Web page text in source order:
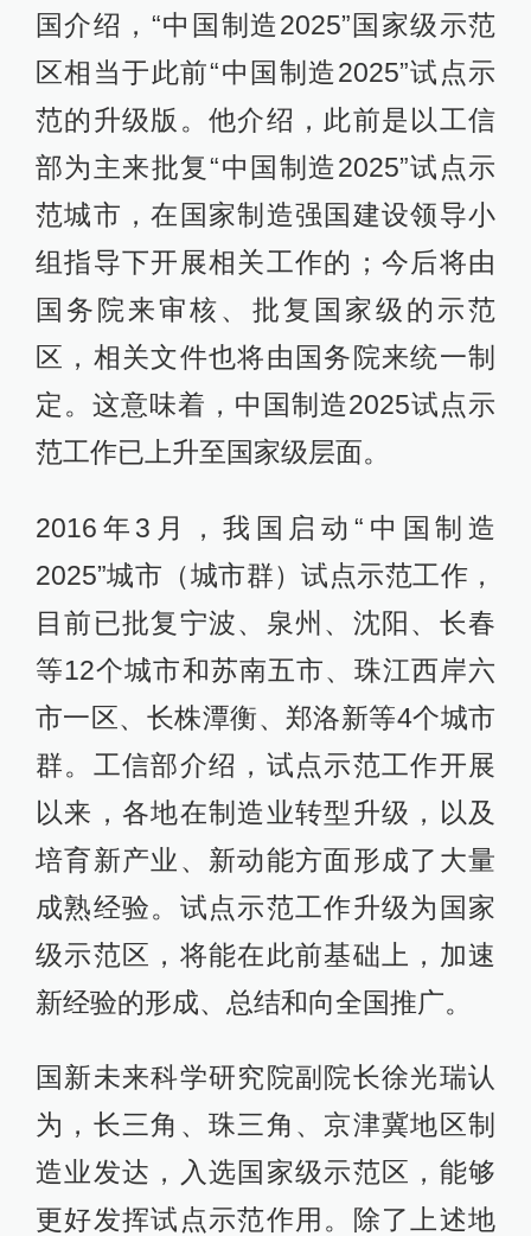
国介绍，“中国制造2025”国家级示范
区相当于此前“中国制造2025”试点示
范的升级版。他介绍，此前是以工信
部为主来批复“中国制造2025”试点示
范城市，在国家制造强国建设领导小
组指导下开展相关工作的；今后将由
国务院来审核、批复国家级的示范
区，相关文件也将由国务院来统一制
定。这意味着，中国制造2025试点示
范工作已上升至国家级层面。
2016年3月，我国启动“中国制造
2025”城市（城市群）试点示范工作，
目前已批复宁波、泉州、沈阳、长春
等12个城市和苏南五市、珠江西岸六
市一区、长株潭衡、郑洛新等4个城市
群。工信部介绍，试点示范工作开展
以来，各地在制造业转型升级，以及
培育新产业、新动能方面形成了大量
成熟经验。试点示范工作升级为国家
级示范区，将能在此前基础上，加速
新经验的形成、总结和向全国推广。
国新未来科学研究院副院长徐光瑞认
为，长三角、珠三角、京津冀地区制
造业发达，入选国家级示范区，能够
更好发挥试点示范作用。除了上述地